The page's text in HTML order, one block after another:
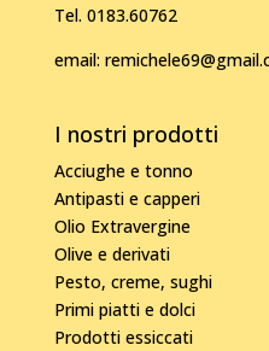
Tel. 0183.60762
email:
I nostri prodotti
Acciughe e tonno
Antipasti e capperi
Olio Extravergine
Olive e derivati
Pesto, creme, sughi
Primi piatti e dolci
Prodotti essiccati